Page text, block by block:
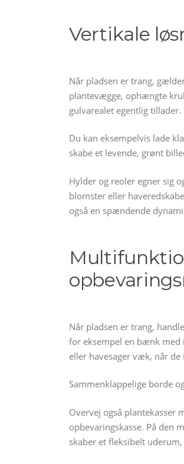
Vertikale
Når pladsen er trang,
plantevægge, ophængte
gulvarealet egentlig tillader.
Du kan eksempelvis lade
skabe et levende, grønt
Hylder og reoler egner sig
blomster eller
også en spændende
Når pladsen er trang,
for eksempel en bænk
eller havesager væk, når de
Sammenklappelige borde
Overvej også plantekasser
opbevaringskasse. På den
skaber et fleksibelt